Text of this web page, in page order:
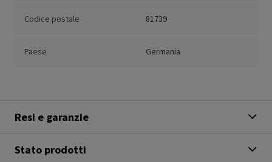
Codice postale 81739
Paese Germania
Resi e garanzie
Stato prodotti